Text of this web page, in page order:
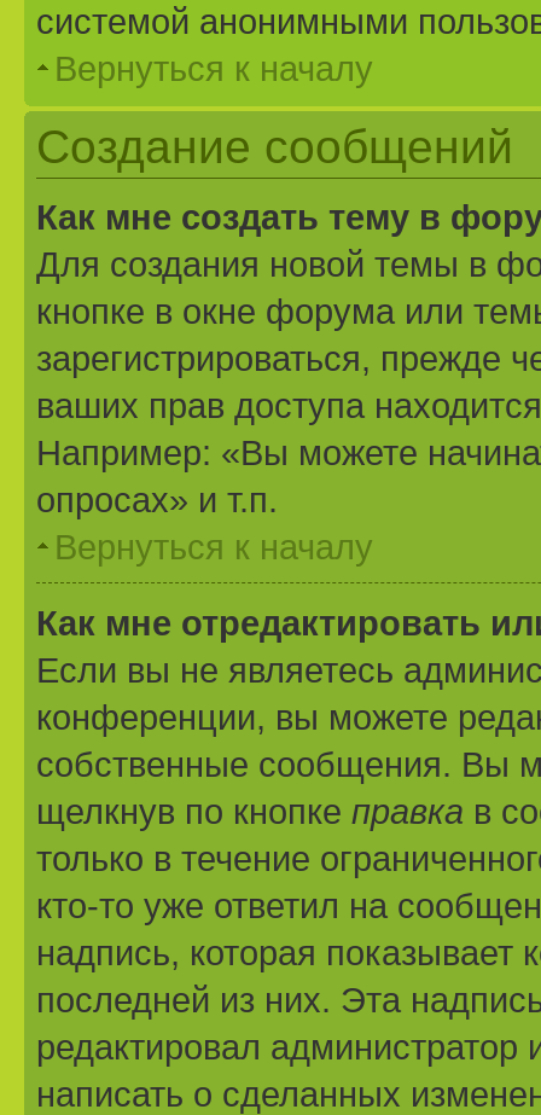
системой анонимными
Вернуться к началу
Создание сообщений
Как мне создать тему в
Для создания новой темы в
кнопке в окне форума или
зарегистрироваться, прежде
ваших прав доступа
Например: «Вы можете
опросах» и т.п.
Вернуться к началу
Как мне отредактировать
Если вы не являетесь
конференции, вы можете
собственные сообщения. Вы
щелкнув по кнопке правка в
только в течение
кто-то уже ответил на
надпись, которая показывает
последней из них. Эта
редактировал
написать о сделанных